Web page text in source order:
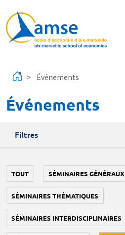
Événements
Événements
Filtres
TOUT SÉMINAIRES GÉNÉRAUX
SÉMINAIRES THÉMATIQUES
SÉMINAIRES INTERDISCIPLINAIRES